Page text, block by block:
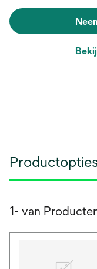
1- van